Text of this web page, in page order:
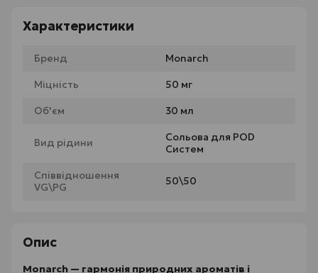
Характеристики
Бренд Monarch
Міцність 50 мг
Об'єм 30 мл
Вид рідини
Сольова для POD
Систем
Співвідношення
VG\PG
50\50
Опис
Monarch — гармонія природних ароматів і